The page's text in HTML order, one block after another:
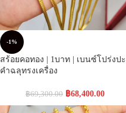
-1%
สร้อยคอทอง | 1บาท | เบนซ์โปร่งปะ
คำฉลุทรงเครื่อง
฿69,300.00 ฿68,400.00